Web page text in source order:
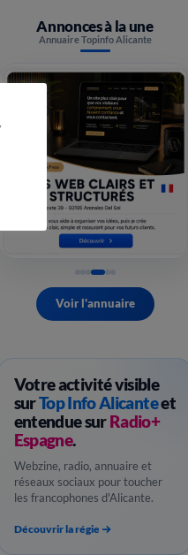
Annonces à la une
Annuaire Topinfo Alicante
Voir l'annuaire
Votre activité visible
surTop Info Alicanteet
entendue surRadio+
Espagne.
Webzine, radio, annuaire et
réseaux sociaux pour toucher
les francophones d'Alicante.
Découvrir la régie